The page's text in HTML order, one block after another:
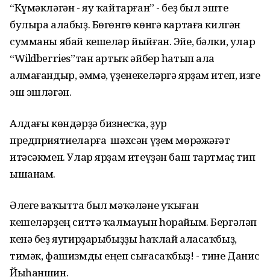
“Күмәкләгән - яу ҡайтарған” - беҙ был эште
булыра алабыҙ. Бөгөнгө көнгә картаға килгән
сумманы ябай кешеләр йыйған. Эйе, бәлки, улар
“Wildberries”тан артыҡ әйбер һатып ала
алмағандыр, әммә, үҙенекеләргә ярҙам итеп, изге
эш эшләгән.
Алдағы көндәрҙә бизнесҡа, ҙур
предприятиеларға шәхсән үҙем мөрәжәғәт
итәсәкмен. Улар ярҙам итеүҙән баш тартмаҫ тип
ышанам.
Әлеге ваҡытта был мәҡәләне уҡыған
кешеләрҙең ситтә ҡалмауын һорайым. Бергәләп
кенә беҙ яугирҙарыбыҙҙы һаҡлай аласаҡбыҙ,
тимәк, фашизмды еңеп сығасаҡбыҙ! - тине Данис
Йыһаншин.